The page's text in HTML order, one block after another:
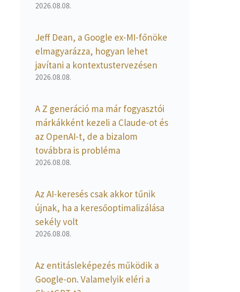
2026.08.08.
Jeff Dean, a Google ex-MI-főnöke
elmagyarázza, hogyan lehet
javítani a kontextustervezésen
2026.08.08.
A Z generáció ma már fogyasztói
márkákként kezeli a Claude-ot és
az OpenAI-t, de a bizalom
továbbra is probléma
2026.08.08.
Az AI-keresés csak akkor tűnik
újnak, ha a keresőoptimalizálása
sekély volt
2026.08.08.
Az entitásleképezés működik a
Google-on. Valamelyik eléri a